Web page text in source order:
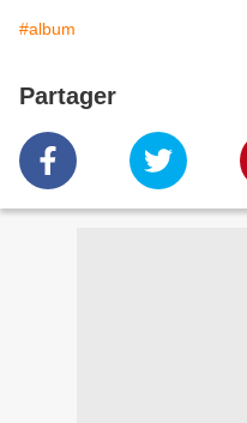
#album
Partager